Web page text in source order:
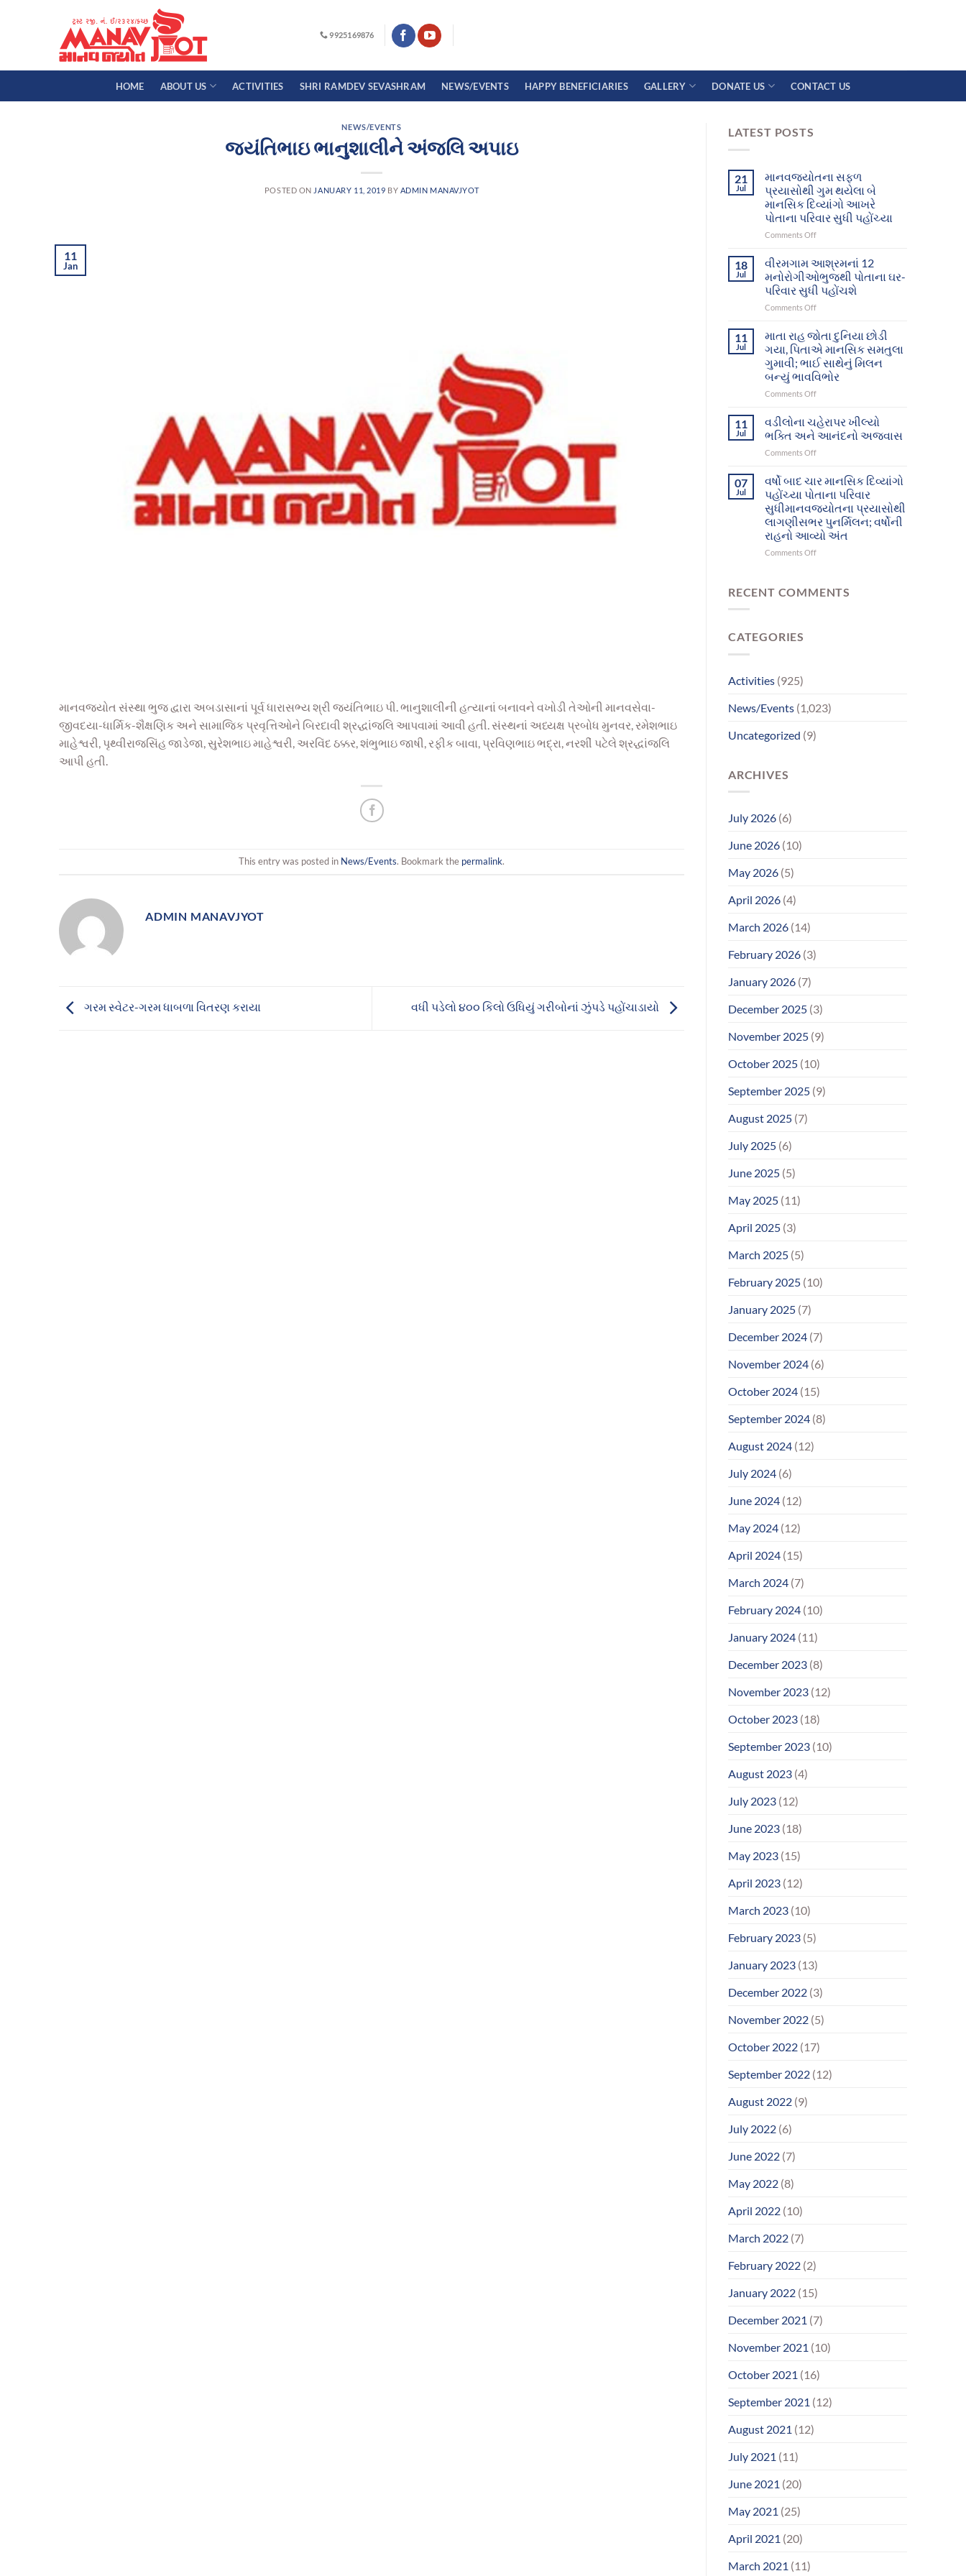
9925169876
HOME ABOUT US ACTIVITIES SHRI RAMDEV SEVASHRAM NEWS/EVENTS HAPPY BENEFICIARIES GALLERY DONATE US CONTACT US
NEWS/EVENTS
જ્યંતિભાઇ ભાનુશાલીને અંજલિ અપાઇ
POSTED ON JANUARY 11, 2019 BY ADMIN MANAVJYOT
11
Jan
માનવજ્યોત સંસ્થા ભુજ દ્વારા અબડાસાનાં પૂર્વ ધારાસભ્ય શ્રી જયંતિભાઇ પી. ભાનુશાલીની હત્યાનાં બનાવને વખોડી તેઓની માનવસેવા-
જીવદયા-ધાર્મિક-શૈક્ષણિક અને સામાજિક પ્રવૃત્તિઓને બિરદાવી શ્રદ્ધાંજલિ આપવામાં આવી હતી. સંસ્થનાં અધ્યક્ષ પ્રબોધ મુનવર, રમેશભાઇ
માહેશ્વરી, પૃથ્વીરાજસિંહ જાડેજા, સુરેશભાઇ માહેશ્વરી, અરવિંદ ઠક્કર, શંભુભાઇ જાષી, રફીક બાવા, પ્રવિણભાઇ ભદ્રા, નરશીં પટેલે શ્રદ્ધાંજલિ
આપી હતી.
This entry was posted in News/Events. Bookmark the permalink.
ADMIN MANAVJYOT
ગરમ સ્વેટર-ગરમ ધાબળા વિતરણ કરાયા વધી પડેલો ૪૦૦ કિલો ઉધિયું ગરીબોનાં ઝુંપડે પહોંચાડાયો
LATEST POSTS
21
Jul
માનવજ્યોતના સફળ
પ્રયાસોથી ગુમ થયેલા બે
માનસિક દિવ્યાંગો આખરે
પોતાના પરિવાર સુધી પહોંચ્યા
Comments Offon
પ્રયાસોથી
ગુમ
થયેલા
બે
દિવ્યાંગો
આખરે
પોતાના
પરિવાર
સુધી
પહોંચ્યા
18
Jul
વીરમગામ આશ્રમનાં 12
મનોરોગીઓભુજથી પોતાના ઘર-
પરિવાર સુધી પહોંચશે
Comments Offon
આશ્રમનાં
12
મનોરોગીઓભુજથી
પોતાના
ઘર-
પરિવાર
પહોંચશે
11
Jul
માતા રાહ જોતા દુનિયા છોડી
ગયા, પિતાએ માનસિક સમતુલા
ગુમાવી; ભાઈ સાથેનું મિલન
બન્યું ભાવવિભોર
Comments Offon
રાહ
જોતા
દુનિયા
છોડી
પિતાએ
માનસિક
સમતુલા
ગુમાવી;
ભાઈ
સાથેનું
મિલન
11
Jul
વડીલોના ચહેરાપર ખીલ્યો
ભક્તિ અને આનંદનો અજવાસ
Comments Offon
ખીલ્યો
ભક્તિ
અને
આનંદનો
અજવાસ
07
Jul
વર્ષો બાદ ચાર માનસિક દિવ્યાંગો
પહોંચ્યા પોતાના પરિવાર
સુધીમાનવજ્યોતના પ્રયાસોથી
લાગણીસભર પુનર્મિલન; વર્ષોની
રાહનો આવ્યો અંત
Comments Offon
ચાર
વર્ષોની
RECENT COMMENTS
CATEGORIES
Activities (925)
News/Events (1,023)
Uncategorized (9)
ARCHIVES
July 2026 (6)
June 2026 (10)
May 2026 (5)
April 2026 (4)
March 2026 (14)
February 2026 (3)
January 2026 (7)
December 2025 (3)
November 2025 (9)
October 2025 (10)
September 2025 (9)
August 2025 (7)
July 2025 (6)
June 2025 (5)
May 2025 (11)
April 2025 (3)
March 2025 (5)
February 2025 (10)
January 2025 (7)
December 2024 (7)
November 2024 (6)
October 2024 (15)
September 2024 (8)
August 2024 (12)
July 2024 (6)
June 2024 (12)
May 2024 (12)
April 2024 (15)
March 2024 (7)
February 2024 (10)
January 2024 (11)
December 2023 (8)
November 2023 (12)
October 2023 (18)
September 2023 (10)
August 2023 (4)
July 2023 (12)
June 2023 (18)
May 2023 (15)
April 2023 (12)
March 2023 (10)
February 2023 (5)
January 2023 (13)
December 2022 (3)
November 2022 (5)
October 2022 (17)
September 2022 (12)
August 2022 (9)
July 2022 (6)
June 2022 (7)
May 2022 (8)
April 2022 (10)
March 2022 (7)
February 2022 (2)
January 2022 (15)
December 2021 (7)
November 2021 (10)
October 2021 (16)
September 2021 (12)
August 2021 (12)
July 2021 (11)
June 2021 (20)
May 2021 (25)
April 2021 (20)
March 2021 (11)